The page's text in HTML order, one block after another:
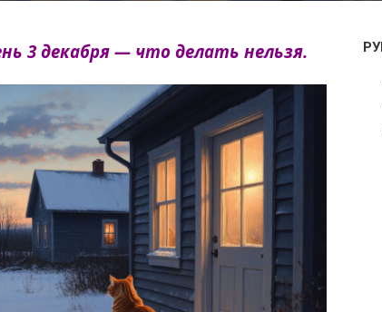
3 декабря — что делать нельзя.